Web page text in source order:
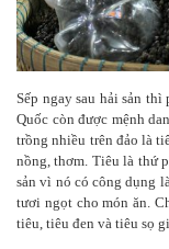
Sếp ngay sau hải sản
Quốc còn được mệnh
trồng nhiều trên đảo là
nồng, thơm. Tiêu là thứ
sản vì nó có công dụng
tươi ngọt cho món ăn.
tiêu, tiêu đen và tiêu sọ